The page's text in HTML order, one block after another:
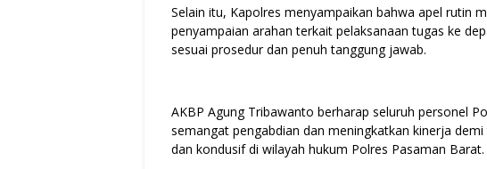
Selain itu, Kapolres menyampaikan bahwa apel rutin
penyampaian arahan terkait pelaksanaan tugas ke
sesuai prosedur dan penuh tanggung jawab.
AKBP Agung Tribawanto berharap seluruh personel
semangat pengabdian dan meningkatkan kinerja
dan kondusif di wilayah hukum Polres Pasaman Barat.